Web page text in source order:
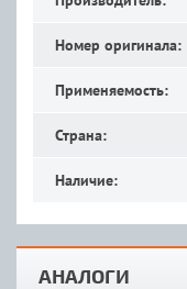
Номер оригинала:
Применяемость:
Страна:
Наличие:
АНАЛОГИ